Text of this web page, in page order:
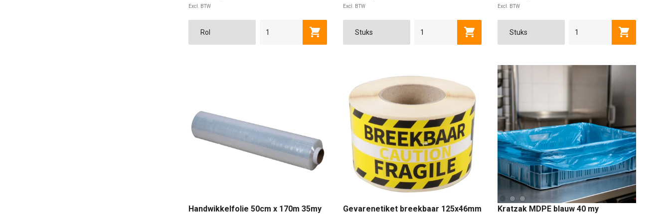
Excl. BTW
Toevoegen aan winkelwagen
Excl. BTW
120 CM 150 CM 100 CMToevoegen aan winkelwagen
Excl. BTW
Toevoegen
Handwikkelfolie 50cm x 170m 35my
Gevarenetiket breekbaar 125x46mm
Kratzak MDPE blauw 40 my